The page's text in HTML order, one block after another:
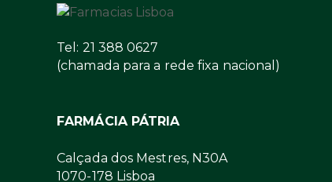
Tel: 21 388 0627
(chamada para a rede fixa nacional)
FARMÁCIA PÁTRIA
Calçada dos Mestres, N30A
1070-178 Lisboa